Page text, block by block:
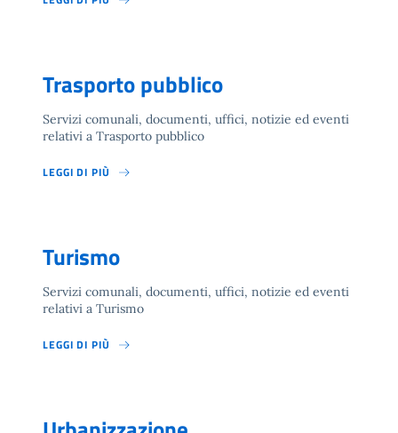
Trasporto pubblico
Servizi comunali, documenti, uffici, notizie ed eventi
relativi a Trasporto pubblico
LEGGI DI PIÙ
Turismo
Servizi comunali, documenti, uffici, notizie ed eventi
relativi a Turismo
LEGGI DI PIÙ